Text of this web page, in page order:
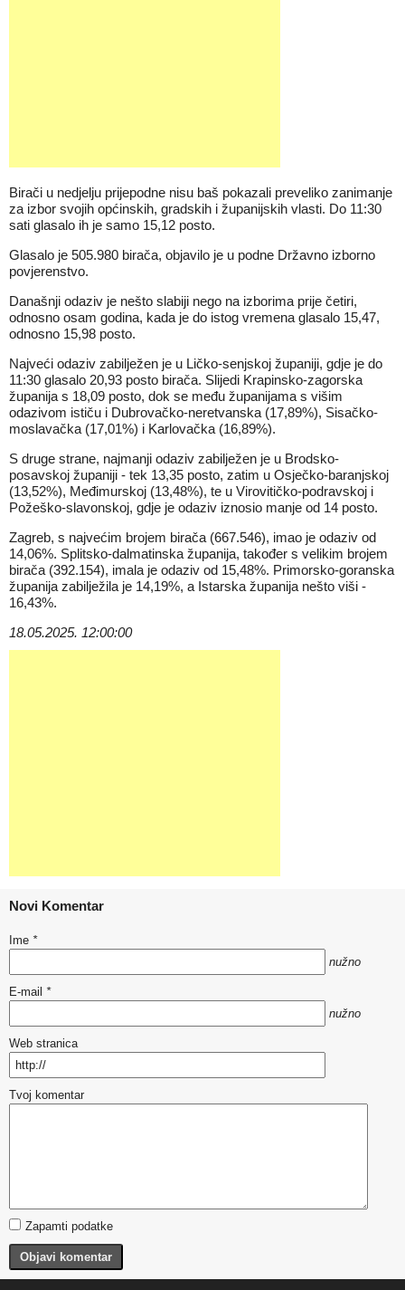
Birači u nedjelju prijepodne nisu baš pokazali preveliko zanimanje
za izbor svojih općinskih, gradskih i županijskih vlasti. Do 11:30
sati glasalo ih je samo 15,12 posto.
Glasalo je 505.980 birača, objavilo je u podne Državno izborno
povjerenstvo.
Današnji odaziv je nešto slabiji nego na izborima prije četiri,
odnosno osam godina, kada je do istog vremena glasalo 15,47,
odnosno 15,98 posto.
Najveći odaziv zabilježen je u Ličko-senjskoj županiji, gdje je do
11:30 glasalo 20,93 posto birača. Slijedi Krapinsko-zagorska
županija s 18,09 posto, dok se među županijama s višim
odazivom ističu i Dubrovačko-neretvanska (17,89%), Sisačko-
moslavačka (17,01%) i Karlovačka (16,89%).
S druge strane, najmanji odaziv zabilježen je u Brodsko-
posavskoj županiji - tek 13,35 posto, zatim u Osječko-baranjskoj
(13,52%), Međimurskoj (13,48%), te u Virovitičko-podravskoj i
Požeško-slavonskoj, gdje je odaziv iznosio manje od 14 posto.
Zagreb, s najvećim brojem birača (667.546), imao je odaziv od
14,06%. Splitsko-dalmatinska županija, također s velikim brojem
birača (392.154), imala je odaziv od 15,48%. Primorsko-goranska
županija zabilježila je 14,19%, a Istarska županija nešto viši -
16,43%.
18.05.2025. 12:00:00
Novi Komentar
Ime *
nužno
E-mail *
nužno
Web stranica
Tvoj komentar
Zapamti podatke
Objavi komentar